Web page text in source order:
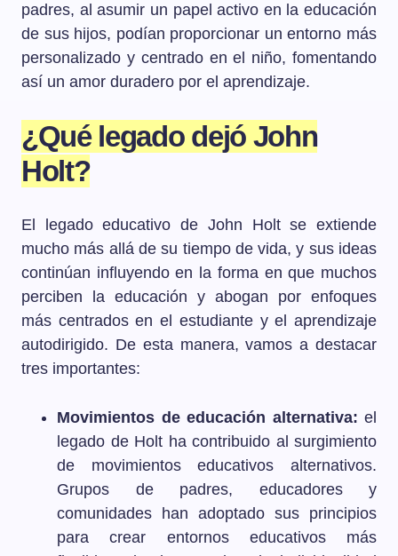
padres, al asumir un papel activo en la educación
de sus hijos, podían proporcionar un entorno más
personalizado y centrado en el niño, fomentando
así un amor duradero por el aprendizaje.
¿Qué legado dejó John
Holt?
El legado educativo de John Holt se extiende
mucho más allá de su tiempo de vida, y sus ideas
continúan influyendo en la forma en que muchos
perciben la educación y abogan por enfoques
más centrados en el estudiante y el aprendizaje
autodirigido. De esta manera, vamos a destacar
tres importantes:
Movimientos de educación alternativa: el
legado de Holt ha contribuido al surgimiento
de movimientos educativos alternativos.
Grupos de padres, educadores y
comunidades han adoptado sus principios
para crear entornos educativos más